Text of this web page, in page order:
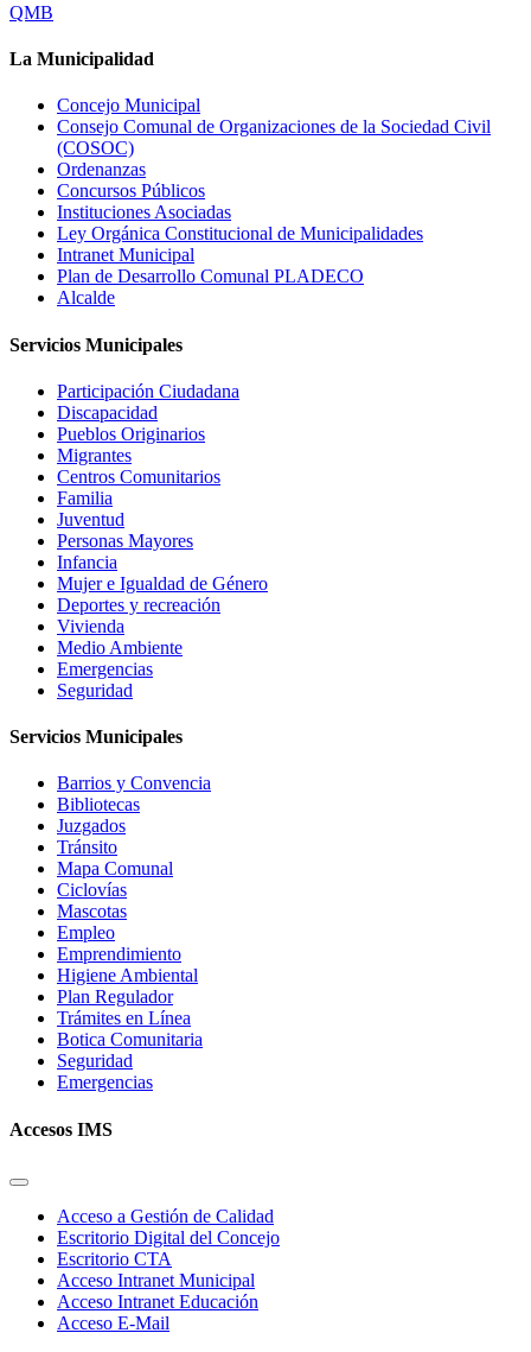
QMB
La Municipalidad
Concejo Municipal
Consejo Comunal de Organizaciones de la Sociedad Civil
(COSOC)
Ordenanzas
Concursos Públicos
Instituciones Asociadas
Ley Orgánica Constitucional de Municipalidades
Intranet Municipal
Plan de Desarrollo Comunal PLADECO
Alcalde
Servicios Municipales
Participación Ciudadana
Discapacidad
Pueblos Originarios
Migrantes
Centros Comunitarios
Familia
Juventud
Personas Mayores
Infancia
Mujer e Igualdad de Género
Deportes y recreación
Vivienda
Medio Ambiente
Emergencias
Seguridad
Servicios Municipales
Barrios y Convencia
Bibliotecas
Juzgados
Tránsito
Mapa Comunal
Ciclovías
Mascotas
Empleo
Emprendimiento
Higiene Ambiental
Plan Regulador
Trámites en Línea
Botica Comunitaria
Seguridad
Emergencias
Accesos IMS
Acceso a Gestión de Calidad
Escritorio Digital del Concejo
Escritorio CTA
Acceso Intranet Municipal
Acceso Intranet Educación
Acceso E-Mail